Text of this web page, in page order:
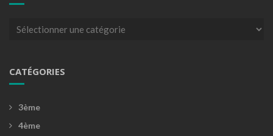
Catégories
CATÉGORIES
3ème
4ème